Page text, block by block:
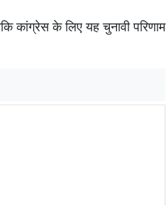
कांग्रेस के लिए यह चुनावी परिणाम